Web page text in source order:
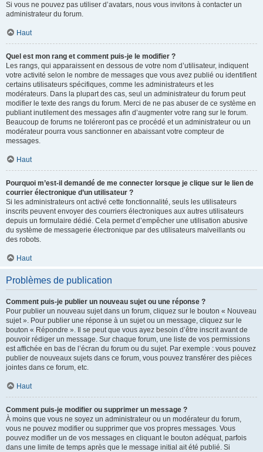
Si vous ne pouvez pas utiliser d’avatars, nous vous invitons à contacter un
administrateur du forum.
Haut
Quel est mon rang et comment puis-je le modifier ?
Les rangs, qui apparaissent en dessous de votre nom d’utilisateur, indiquent
votre activité selon le nombre de messages que vous avez publié ou identifient
certains utilisateurs spécifiques, comme les administrateurs et les
modérateurs. Dans la plupart des cas, seul un administrateur du forum peut
modifier le texte des rangs du forum. Merci de ne pas abuser de ce système en
publiant inutilement des messages afin d’augmenter votre rang sur le forum.
Beaucoup de forums ne toléreront pas ce procédé et un administrateur ou un
modérateur pourra vous sanctionner en abaissant votre compteur de
messages.
Haut
Pourquoi m’est-il demandé de me connecter lorsque je clique sur le lien de
courrier électronique d’un utilisateur ?
Si les administrateurs ont activé cette fonctionnalité, seuls les utilisateurs
inscrits peuvent envoyer des courriers électroniques aux autres utilisateurs
depuis un formulaire dédié. Cela permet d’empêcher une utilisation abusive
du système de messagerie électronique par des utilisateurs malveillants ou
des robots.
Haut
Problèmes de publication
Comment puis-je publier un nouveau sujet ou une réponse ?
Pour publier un nouveau sujet dans un forum, cliquez sur le bouton « Nouveau
sujet ». Pour publier une réponse à un sujet ou un message, cliquez sur le
bouton « Répondre ». Il se peut que vous ayez besoin d’être inscrit avant de
pouvoir rédiger un message. Sur chaque forum, une liste de vos permissions
est affichée en bas de l’écran du forum ou du sujet. Par exemple : vous pouvez
publier de nouveaux sujets dans ce forum, vous pouvez transférer des pièces
jointes dans ce forum, etc.
Haut
Comment puis-je modifier ou supprimer un message ?
À moins que vous ne soyez un administrateur ou un modérateur du forum,
vous ne pouvez modifier ou supprimer que vos propres messages. Vous
pouvez modifier un de vos messages en cliquant le bouton adéquat, parfois
dans une limite de temps après que le message initial ait été publié. Si